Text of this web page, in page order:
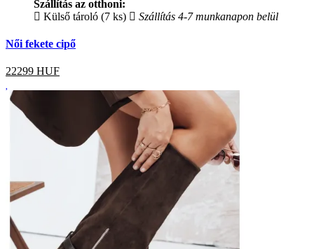
Szállítás az otthoni:
Külső tároló (7 ks)
Szállítás 4-7 munkanapon belül
Női fekete cipő
22299 HUF